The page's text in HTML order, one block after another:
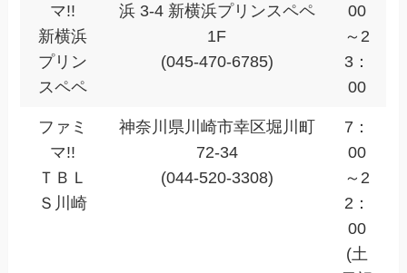
マ!!
新横浜
プリン
スペペ
浜 3-4 新横浜プリンスペペ
1F
(045-470-6785)
00
～2
3：
00
ファミ
マ!!
ＴＢＬ
Ｓ川崎
神奈川県川崎市幸区堀川町
72-34
(044-520-3308)
7：
00
～2
2：
00
(土